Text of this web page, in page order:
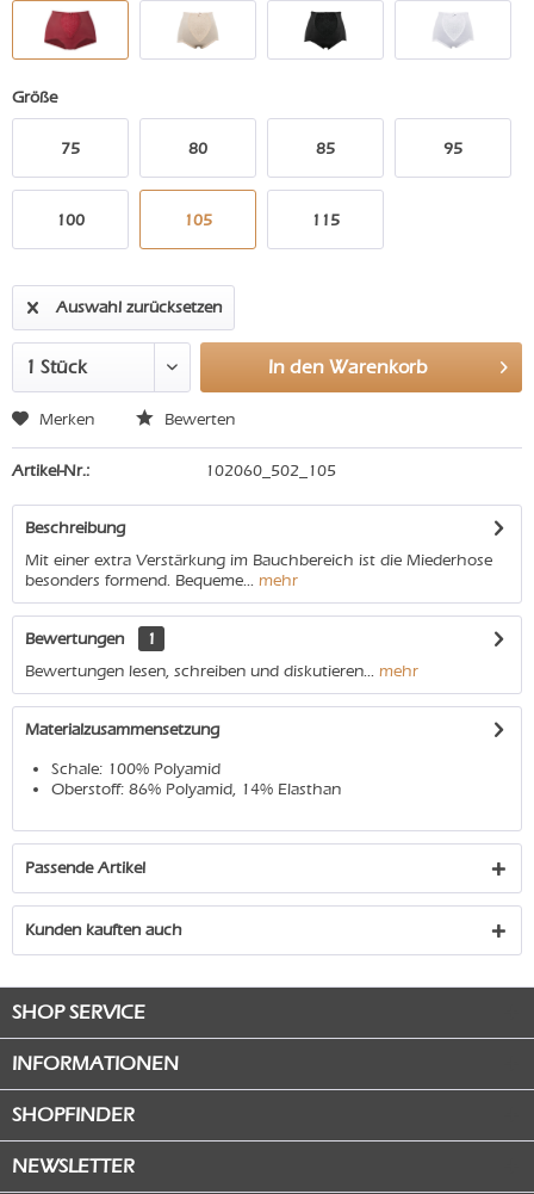
Größe
75 80 85 95
100 105 115
Auswahl zurücksetzen
In den Warenkorb
Merken Bewerten
Artikel-Nr.: 102060_502_105
Beschreibung
Mit einer extra Verstärkung im Bauchbereich ist die Miederhose
besonders formend. Bequeme... mehr
Bewertungen
1
Bewertungen lesen, schreiben und diskutieren... mehr
Materialzusammensetzung
Schale: 100% Polyamid
Oberstoff: 86% Polyamid, 14% Elasthan
Passende Artikel
Kunden kauften auch
SHOP SERVICE
INFORMATIONEN
SHOPFINDER
NEWSLETTER